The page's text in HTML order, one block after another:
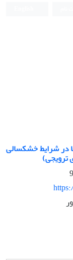
در شرایط خشکسالی
ترویجی)